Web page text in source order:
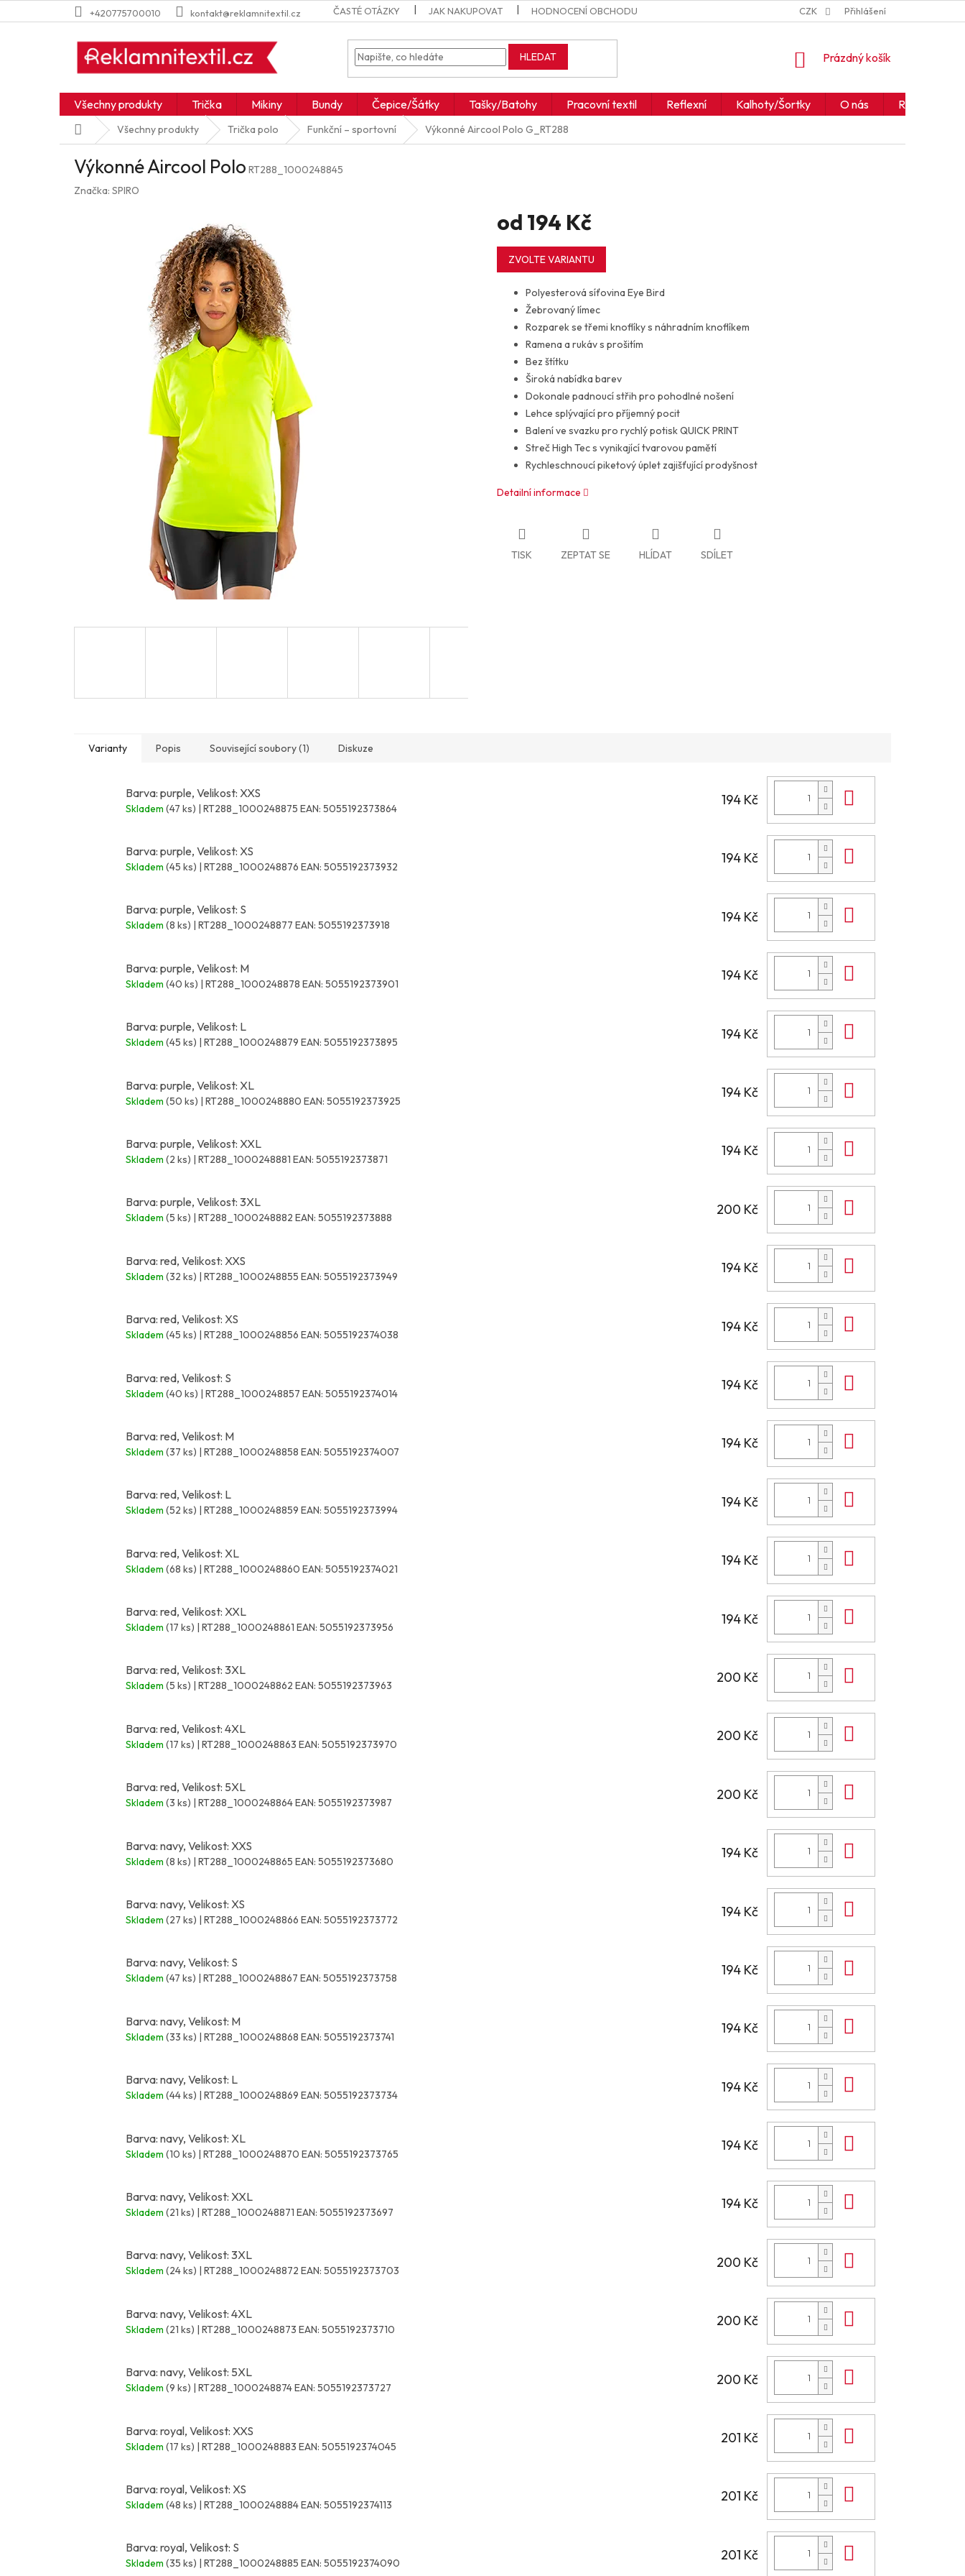
na
+420775700010 kontakt@reklamnitextil.cz ČASTÉ OTÁZKY JAK NAKUPOVAT HODNOCENÍ OBCHODU JAK ČÍST IKONY A SYMBOLY OBCHODNÍ
CZK Přihlášení
HLEDAT
NÁKUPNÍ
Prázdný košík
Všechny produkty Trička Mikiny Bundy Čepice/Šátky Tašky/Batohy Pracovní textil Reflexní Kalhoty/Šortky O nás Realizace
Domů Všechny produkty Trička polo Funkční – sportovní Výkonné Aircool Polo G_RT288
Výkonné Aircool Polo RT288_1000248845
Značka: SPIRO
od 194 Kč
Měrná
cena:
ZVOLTE VARIANTU
Polyesterová síťovina Eye Bird
Žebrovaný límec
Rozparek se třemi knoflíky s náhradním knoflíkem
Ramena a rukáv s prošitím
Bez štítku
Široká nabídka barev
Dokonale padnoucí střih pro pohodlné nošení
Lehce splývající pro příjemný pocit
Balení ve svazku pro rychlý potisk QUICK PRINT
Streč High Tec s vynikající tvarovou pamětí
Rychleschnoucí piketový úplet zajišťující prodyšnost
Detailní informace
TISK ZEPTAT SE HLÍDAT SDÍLET
Varianty Popis Související soubory (1) Diskuze
Barva: purple, Velikost: XXS
Skladem (47 ks) | RT288_1000248875 EAN: 5055192373864
194 Kč
Barva: purple, Velikost: XS
Skladem (45 ks) | RT288_1000248876 EAN: 5055192373932
194 Kč
Barva: purple, Velikost: S
Skladem (8 ks) | RT288_1000248877 EAN: 5055192373918
194 Kč
Barva: purple, Velikost: M
Skladem (40 ks) | RT288_1000248878 EAN: 5055192373901
194 Kč
Barva: purple, Velikost: L
Skladem (45 ks) | RT288_1000248879 EAN: 5055192373895
194 Kč
Barva: purple, Velikost: XL
Skladem (50 ks) | RT288_1000248880 EAN: 5055192373925
194 Kč
Barva: purple, Velikost: XXL
Skladem (2 ks) | RT288_1000248881 EAN: 5055192373871
194 Kč
Barva: purple, Velikost: 3XL
Skladem (5 ks) | RT288_1000248882 EAN: 5055192373888
200 Kč
Barva: red, Velikost: XXS
Skladem (32 ks) | RT288_1000248855 EAN: 5055192373949
194 Kč
Barva: red, Velikost: XS
Skladem (45 ks) | RT288_1000248856 EAN: 5055192374038
194 Kč
Barva: red, Velikost: S
Skladem (40 ks) | RT288_1000248857 EAN: 5055192374014
194 Kč
Barva: red, Velikost: M
Skladem (37 ks) | RT288_1000248858 EAN: 5055192374007
194 Kč
Barva: red, Velikost: L
Skladem (52 ks) | RT288_1000248859 EAN: 5055192373994
194 Kč
Barva: red, Velikost: XL
Skladem (68 ks) | RT288_1000248860 EAN: 5055192374021
194 Kč
Barva: red, Velikost: XXL
Skladem (17 ks) | RT288_1000248861 EAN: 5055192373956
194 Kč
Barva: red, Velikost: 3XL
Skladem (5 ks) | RT288_1000248862 EAN: 5055192373963
200 Kč
Barva: red, Velikost: 4XL
Skladem (17 ks) | RT288_1000248863 EAN: 5055192373970
200 Kč
Barva: red, Velikost: 5XL
Skladem (3 ks) | RT288_1000248864EAN: 5055192373987
200 Kč
Barva: navy, Velikost: XXS
Skladem (8 ks) | RT288_1000248865 EAN: 5055192373680
194 Kč
Barva: navy, Velikost: XS
Skladem (27 ks) | RT288_1000248866 EAN: 5055192373772
194 Kč
Barva: navy, Velikost: S
Skladem (47 ks) | RT288_1000248867 EAN: 5055192373758
194 Kč
Barva: navy, Velikost: M
Skladem (33 ks) | RT288_1000248868 EAN: 5055192373741
194 Kč
Barva: navy, Velikost: L
Skladem (44 ks) | RT288_1000248869 EAN: 5055192373734
194 Kč
Barva: navy, Velikost: XL
Skladem (10 ks) | RT288_1000248870 EAN: 5055192373765
194 Kč
Barva: navy, Velikost: XXL
Skladem (21 ks) | RT288_1000248871 EAN: 5055192373697
194 Kč
Barva: navy, Velikost: 3XL
Skladem (24 ks) | RT288_1000248872 EAN: 5055192373703
200 Kč
Barva: navy, Velikost: 4XL
Skladem (21 ks) | RT288_1000248873 EAN: 5055192373710
200 Kč
Barva: navy, Velikost: 5XL
Skladem (9 ks) | RT288_1000248874EAN: 5055192373727
200 Kč
Barva: royal, Velikost: XXS
Skladem (17 ks) | RT288_1000248883 EAN: 5055192374045
201 Kč
Barva: royal, Velikost: XS
Skladem (48 ks) | RT288_1000248884EAN: 5055192374113
201 Kč
Barva: royal, Velikost: S
Skladem (35 ks) | RT288_1000248885 EAN: 5055192374090
201 Kč